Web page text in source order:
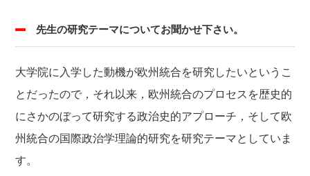
先生の研究テーマについてお聞かせ下さい。
大学院に入学した動機が欧州統合を研究したいというこ
とだったので，それ以来，欧州統合のプロセスを歴史的
にさかのぼって研究する政治史的アプローチ，そして欧
州統合の国際政治学理論的研究を研究テーマとしていま
す。